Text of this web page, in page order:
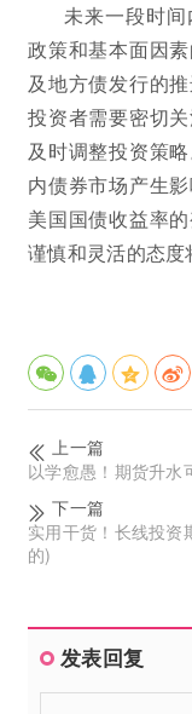
未来一段时
政策和基本面因
及地方债发行的
投资者需要密切
及时调整投资策
内债券市场产生
美国国债收益率
谨慎和灵活的态度
上一篇
以学愈愚！期货升水
下一篇
实用干货！长线投资
的)
发表回复